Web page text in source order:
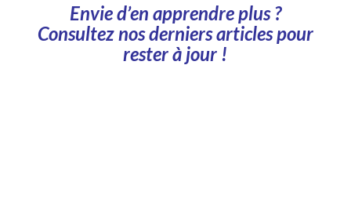
Envie d’en apprendre plus ?
Consultez nos derniers articles pour
rester à jour !